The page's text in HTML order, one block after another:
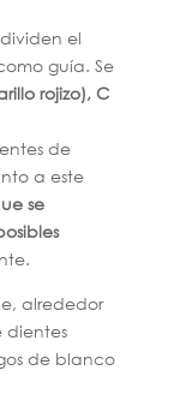
el
guía. Se
rojizo), C
de
a este
se
alrededor
dientes
de blanco